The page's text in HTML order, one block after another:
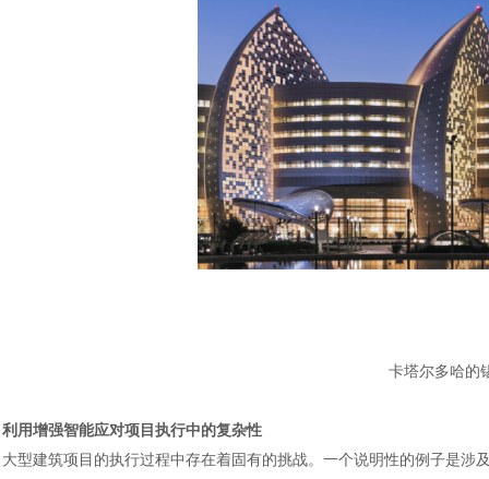
卡塔尔多哈的
利用增强智能应对项目执行中的复杂性
大型建筑项目的执行过程中存在着固有的挑战。一个说明性的例子是涉